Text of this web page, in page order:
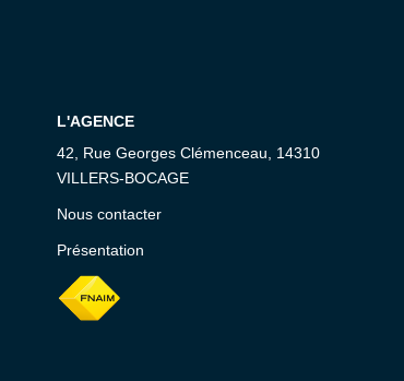
L'AGENCE
42, Rue Georges Clémenceau, 14310
VILLERS-BOCAGE
Nous contacter
Présentation